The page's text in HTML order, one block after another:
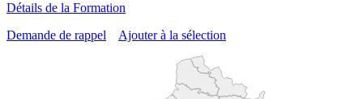
Détails de la Formation
Demande de rappel
Ajouter à la sélection